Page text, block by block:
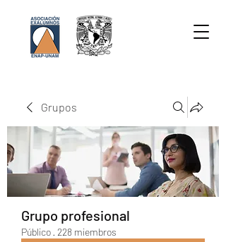
Grupos
Grupo profesional
Público · 228 miembros